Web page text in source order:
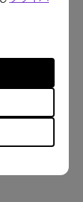
れば、同一